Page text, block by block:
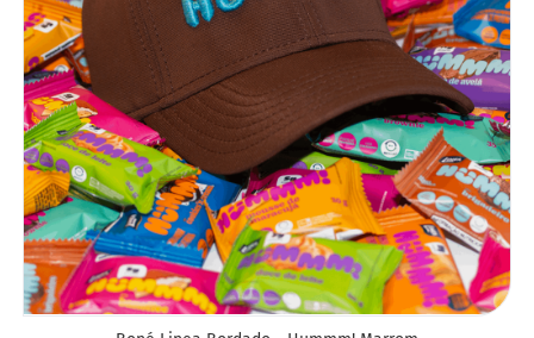
i
t
o
D
o
c
e
d
e
l
e
i
t
e